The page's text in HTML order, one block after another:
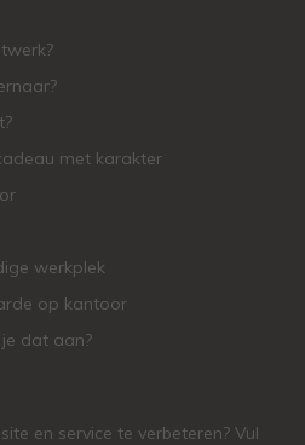
met karakter
werkplek
op kantoor
je dat aan?
en service te verbeteren? Vul